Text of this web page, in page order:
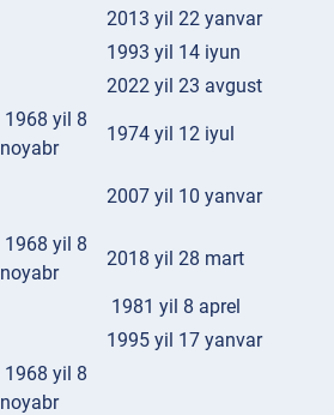
2013 yil 22 yanvar
1993 yil 14 iyun
2022 yil 23 avgust
1968 yil 8
noyabr
1974 yil 12 iyul
2007 yil 10 yanvar
1968 yil 8
noyabr
2018 yil 28 mart
1981 yil 8 aprel
1995 yil 17 yanvar
1968 yil 8
noyabr